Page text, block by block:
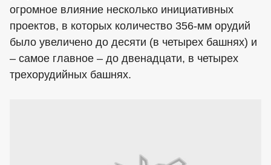
огромное влияние несколько инициативных
проектов, в которых количество 356-мм орудий
было увеличено до десяти (в четырех башнях) и
– самое главное – до двенадцати, в четырех
трехорудийных башнях.